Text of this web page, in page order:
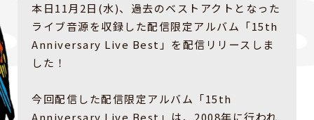
本日11月2日(水)、過去のベストアクトとなった
ライブ音源を収録した配信限定アルバム「15th
Anniversary Live Best」を配信リリースしま
した！
今回配信した配信限定アルバム「15th
Anniversary Live Best」は、2008年に行われ